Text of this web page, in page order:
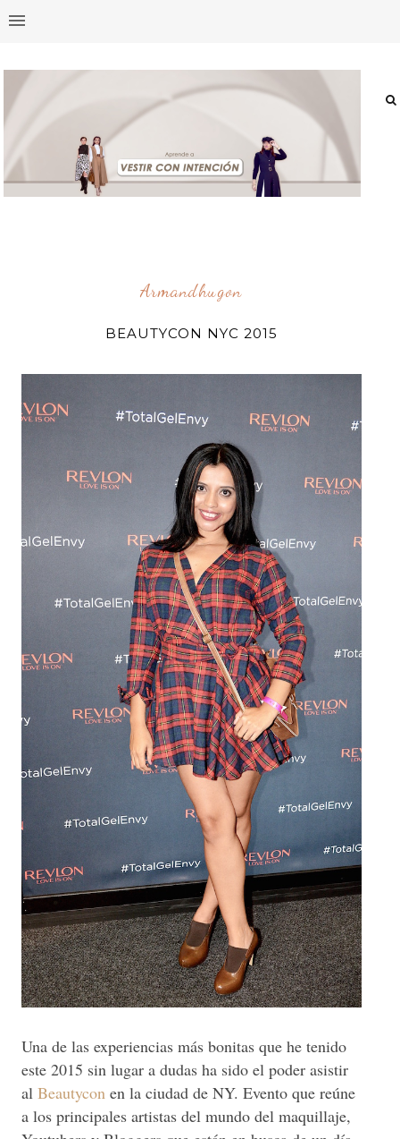
Armandhugon
BEAUTYCON NYC 2015
Una de las experiencias más bonitas que he tenido
este 2015 sin lugar a dudas ha sido el poder asistir
al Beautycon en la ciudad de NY. Evento que reúne
a los principales artistas del mundo del maquillaje,